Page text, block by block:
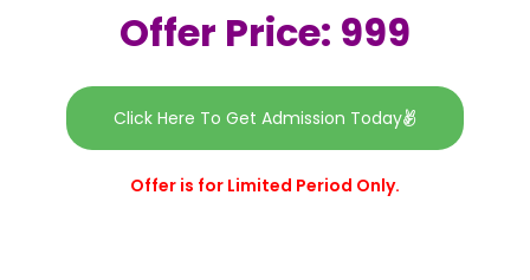
Offer Price: 999
Click Here To Get Admission Today
Offer is for Limited Period Only.